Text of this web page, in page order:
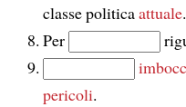
classe politicaattuale.
Per
pericoli.